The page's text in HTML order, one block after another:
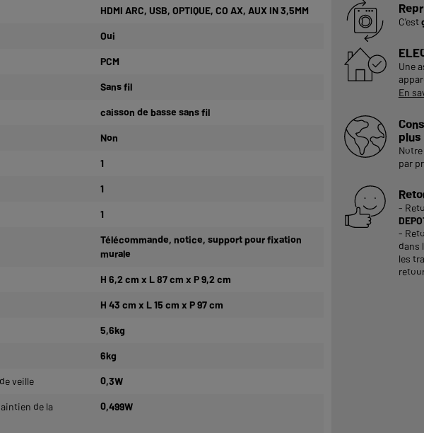
C'est
Une
En
plus
par
-
-
dans
les
HDMI ARC, USB, OPTIQUE, CO AX, AUX IN 3,5MM
Oui
PCM
Sans fil
caisson de basse sans fil
Non
1
1
1
Télécommande, notice, support pour fixation
murale
H 6,2 cm x L 87 cm x P 9,2 cm
H 43 cm x L 15 cm x P 97 cm
5,6kg
6kg
veille 0,3W
de la
0,499W